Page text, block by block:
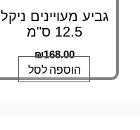
גביע מעויינים ניקל
12.5 ס"מ
₪168.00
הוספה לסל